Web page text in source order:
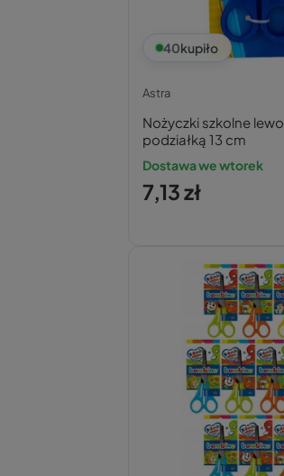
40kupiło
Astra
Nożyczki szkolne
podziałką 13 cm
Dostawa we wtorek
7,13 zł